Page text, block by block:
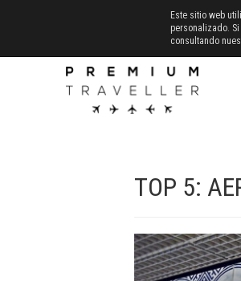
Este sitio web
personalizado.
consultando
TOP 5: